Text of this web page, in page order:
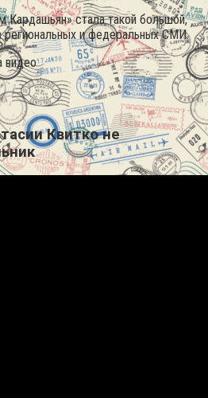
Кардашьян» стала такой большой,
региональных и федеральных СМИ.
видео
Квитко не